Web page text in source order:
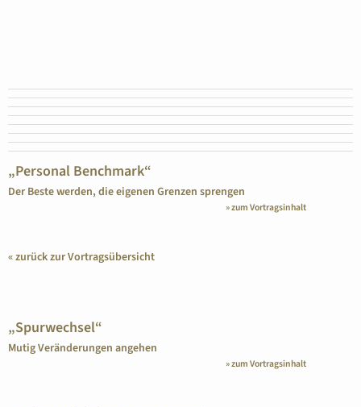
„Personal Benchmark“
Der Beste werden, die eigenen Grenzen sprengen
» zum Vortragsinhalt
« zurück zur Vortragsübersicht
„Spurwechsel“
Mutig Veränderungen angehen
» zum Vortragsinhalt